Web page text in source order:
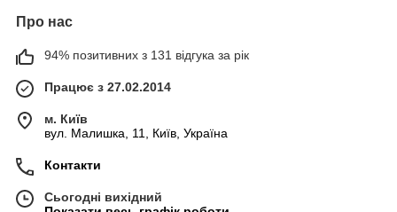
Про нас
94% позитивних з 131 відгука за рік
Працює з 27.02.2014
м. Київ
вул. Малишка, 11, Київ, Україна
Контакти
Сьогодні вихідний